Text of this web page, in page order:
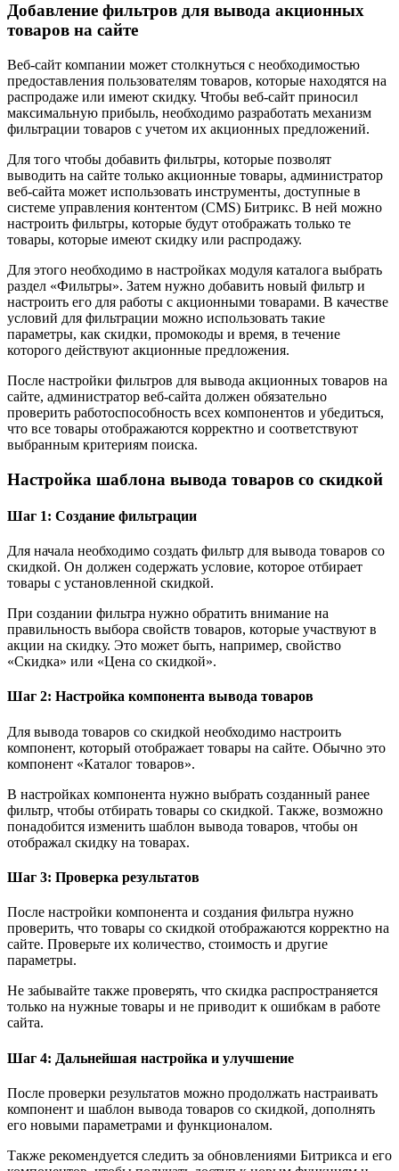
Добавление фильтров для вывода акционных
товаров на сайте
Веб-сайт компании может столкнуться с необходимостью
предоставления пользователям товаров, которые находятся на
распродаже или имеют скидку. Чтобы веб-сайт приносил
максимальную прибыль, необходимо разработать механизм
фильтрации товаров с учетом их акционных предложений.
Для того чтобы добавить фильтры, которые позволят
выводить на сайте только акционные товары, администратор
веб-сайта может использовать инструменты, доступные в
системе управления контентом (CMS) Битрикс. В ней можно
настроить фильтры, которые будут отображать только те
товары, которые имеют скидку или распродажу.
Для этого необходимо в настройках модуля каталога выбрать
раздел «Фильтры». Затем нужно добавить новый фильтр и
настроить его для работы с акционными товарами. В качестве
условий для фильтрации можно использовать такие
параметры, как скидки, промокоды и время, в течение
которого действуют акционные предложения.
После настройки фильтров для вывода акционных товаров на
сайте, администратор веб-сайта должен обязательно
проверить работоспособность всех компонентов и убедиться,
что все товары отображаются корректно и соответствуют
выбранным критериям поиска.
Настройка шаблона вывода товаров со скидкой
Шаг 1: Создание фильтрации
Для начала необходимо создать фильтр для вывода товаров со
скидкой. Он должен содержать условие, которое отбирает
товары с установленной скидкой.
При создании фильтра нужно обратить внимание на
правильность выбора свойств товаров, которые участвуют в
акции на скидку. Это может быть, например, свойство
«Скидка» или «Цена со скидкой».
Шаг 2: Настройка компонента вывода товаров
Для вывода товаров со скидкой необходимо настроить
компонент, который отображает товары на сайте. Обычно это
компонент «Каталог товаров».
В настройках компонента нужно выбрать созданный ранее
фильтр, чтобы отбирать товары со скидкой. Также, возможно
понадобится изменить шаблон вывода товаров, чтобы он
отображал скидку на товарах.
Шаг 3: Проверка результатов
После настройки компонента и создания фильтра нужно
проверить, что товары со скидкой отображаются корректно на
сайте. Проверьте их количество, стоимость и другие
параметры.
Не забывайте также проверять, что скидка распространяется
только на нужные товары и не приводит к ошибкам в работе
сайта.
Шаг 4: Дальнейшая настройка и улучшение
После проверки результатов можно продолжать настраивать
компонент и шаблон вывода товаров со скидкой, дополнять
его новыми параметрами и функционалом.
Также рекомендуется следить за обновлениями Битрикса и его